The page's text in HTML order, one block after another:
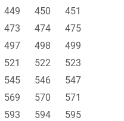
449 450
451
473 474
475
497 498
499
521 522
523
545 546
547
569 570
571
593 594
595